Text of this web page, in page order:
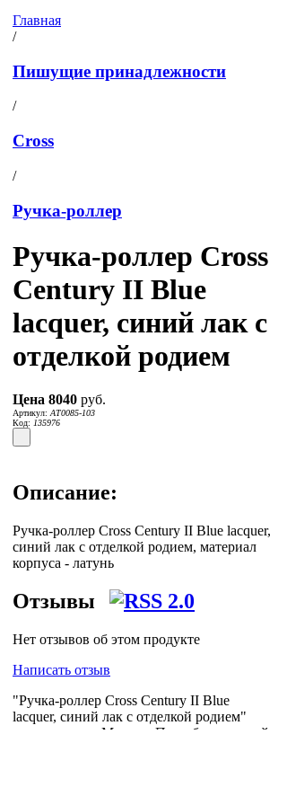
Главная
/
Пишущие принадлежности
/
Cross
/
Ручка-роллер
Ручка-роллер Cross
Century II Blue
lacquer, синий лак с
отделкой родием
Цена 8040 руб.
Артикул:AT0085-103
Код: 135976
Описание:
Ручка-роллер Cross Century II Blue lacquer,
синий лак с отделкой родием, материал
корпуса - латунь
Отзывы
Нет отзывов об этом продукте
Написать отзыв
"Ручка-роллер Cross Century II Blue
lacquer, синий лак с отделкой родием"
доставляет по Москве, Петербургу и всей